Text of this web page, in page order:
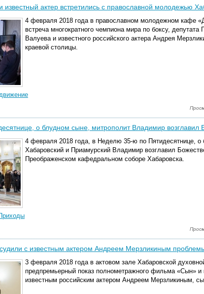
известный актер встретились с православной молодежью
4 февраля 2018 года в православном молодежном кафе
встреча многократного чемпиона мира по боксу,
Валуева и известного российского актера Андрея
краевой столицы.
о блудном сыне, митрополит Владимир возглавил
4 февраля 2018 года, в Неделю 35-ю по Пятидесятнице, о
Хабаровский и Приамурский Владимир возглавил
Преображенском кафедральном соборе Хабаровска.
с известным актером Андреем Мерзликиным
3 февраля 2018 года в актовом зале Хабаровской
предпремьерный показ полнометражного фильма «Сын» и
известным российским актером Андреем Мерзликиным,